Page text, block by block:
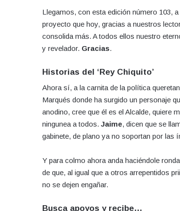
Llegamos, con esta edición número 103,
proyecto que hoy, gracias a nuestros
consolida más. A todos ellos nuestro
y revelador. Gracias.
Historias del ‘Rey Chiquito’
Ahora sí, a la carnita de la política
Marqués donde ha surgido un personaje
anodino, cree que él es el Alcalde, quiere
ningunea a todos. Jaime, dicen que se
gabinete, de plano ya no soportan por las
Y para colmo ahora anda haciéndole
de que, al igual que a otros arrepentidos
no se dejen engañar.
Busca apoyos y recibe…